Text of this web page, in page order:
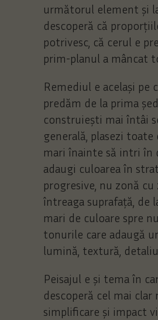
următorul element și
descoperă că
potrivesc, că cerul e
prim-planul a mâncat
Remediul e același pe
predăm de la prima
construiești mai întâi
generală, plasezi
mari înainte să intri în
adaugi culoarea în
progresive, nu zonă cu
întreaga suprafață, de
mari de culoare spre
tonurile care adaugă
lumină, textură, detaliu.
Peisajul e și tema în
descoperă cel mai
simplificare și impact